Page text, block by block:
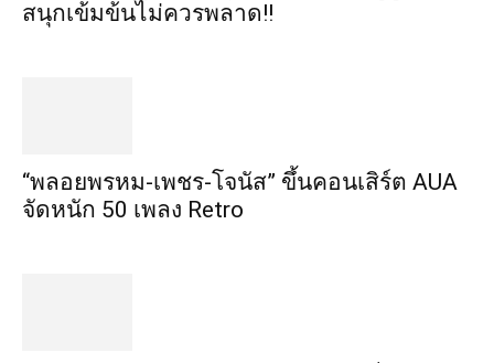
สนุกเข้มข้นไม่ควรพลาด!!
“พลอยพรหม-เพชร-โจนัส” ขึ้นคอนเสิร์ต AUA
จัดหนัก 50 เพลง Retro